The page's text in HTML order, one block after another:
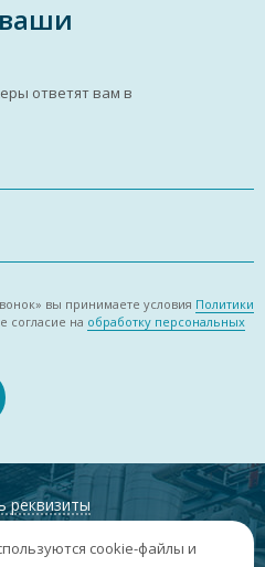
ответят вам в
вы принимаете условия Политики
согласие на обработку персональных
реквизиты
cookie-файлы и